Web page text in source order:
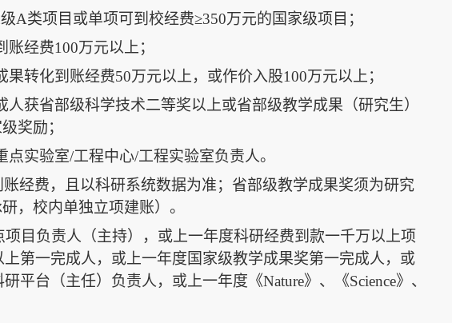
A类项目或单项可到校经费≥350万元的国家级项目；
账经费100万元以上；
果转化到账经费50万元以上，或作价入股100万元以上；
人获省部级科学技术二等奖以上或省部级教学成果（研究生）
奖励；
点实验室/工程中心/工程实验室负责人。
经费，且以科研系统数据为准；省部级教学成果奖须为研究
，校内单独立项建账）。
目负责人（主持），或上一年度科研经费到款一千万以上项
第一完成人，或上一年度国家级教学成果奖第一完成人，或
平台（主任）负责人，或上一年度《Nature》、《Science》、